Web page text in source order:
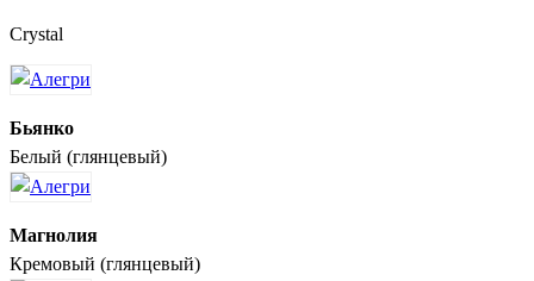
Crystal
Бьянко
Белый (глянцевый)
Магнолия
Кремовый (глянцевый)